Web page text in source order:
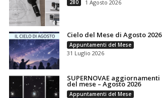
280 1 Agosto 2026
Cielo del Mese di Agosto 2026
Appuntamenti del Mese
31 Luglio 2026
SUPERNOVAE aggiornamenti
del mese – Agosto 2026
Appuntamenti del Mese